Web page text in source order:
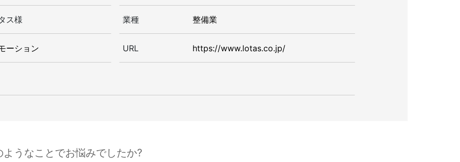
ス様 業種 整備業
ーション URL https://www.lotas.co.jp/
うなことでお悩みでしたか?